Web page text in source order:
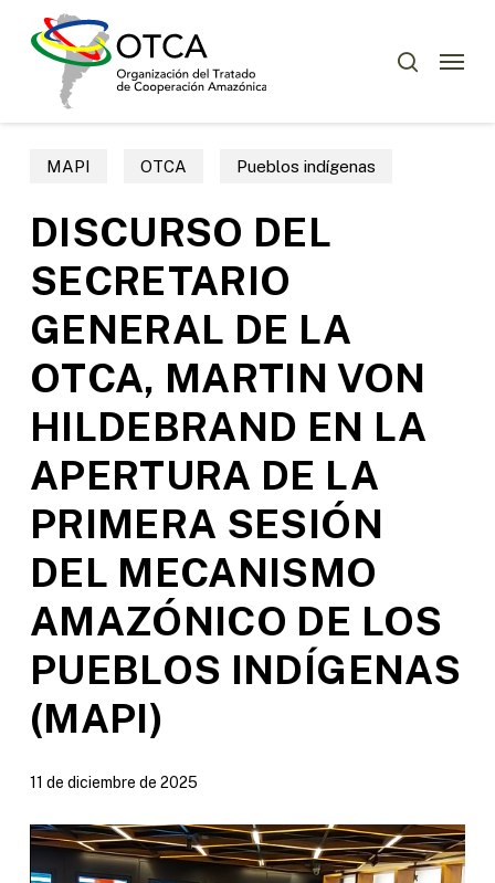
Menu
MAPI OTCA Pueblos indígenas
DISCURSO DEL
SECRETARIO
GENERAL DE LA
OTCA, MARTIN VON
HILDEBRAND EN LA
APERTURA DE LA
PRIMERA SESIÓN
DEL MECANISMO
AMAZÓNICO DE LOS
PUEBLOS INDÍGENAS
(MAPI)
11 de diciembre de 2025